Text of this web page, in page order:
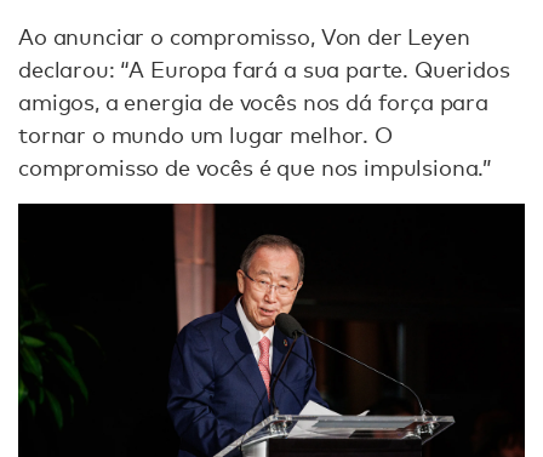
Ao anunciar o compromisso, Von der Leyen
declarou: “A Europa fará a sua parte. Queridos
amigos, a energia de vocês nos dá força para
tornar o mundo um lugar melhor. O
compromisso de vocês é que nos impulsiona.”